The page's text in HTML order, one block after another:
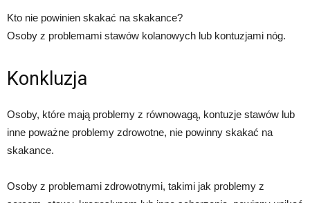
Kto nie powinien skakać na skakance?
Osoby z problemami stawów kolanowych lub kontuzjami nóg.
Konkluzja
Osoby, które mają problemy z równowagą, kontuzje stawów lub
inne poważne problemy zdrowotne, nie powinny skakać na
skakance.
Osoby z problemami zdrowotnymi, takimi jak problemy z